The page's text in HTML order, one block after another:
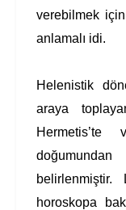
verebilmek
anlamalı idi.
Helenistik
araya
Hermetis’te
doğumundan
horoskopa